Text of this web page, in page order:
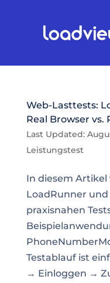
Web-Lasttests:
Real Browser
Last Updated:
Leistungstest
In diesem
LoadRunner
praxisnahen
Testablauf ist
→ Einloggen →